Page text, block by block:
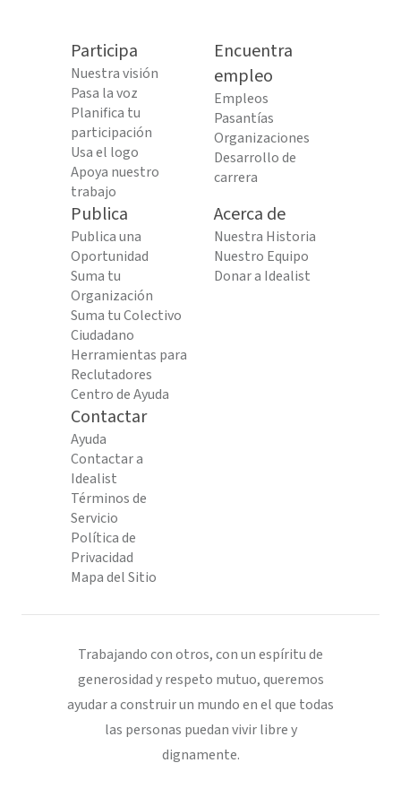
Participa
Nuestra visión
Pasa la voz
Planifica tu
participación
Usa el logo
Apoya nuestro
trabajo
Encuentra
empleo
Empleos
Pasantías
Organizaciones
Desarrollo de
carrera
Publica
Publica una
Oportunidad
Suma tu
Organización
Suma tu Colectivo
Ciudadano
Herramientas para
Reclutadores
Centro de Ayuda
Acerca de
Nuestra Historia
Nuestro Equipo
Donar a Idealist
Contactar
Ayuda
Contactar a
Idealist
Términos de
Servicio
Política de
Privacidad
Mapa del Sitio
Trabajando con otros, con un espíritu de
generosidad y respeto mutuo, queremos
ayudar a construir un mundo en el que todas
las personas puedan vivir libre y
dignamente.